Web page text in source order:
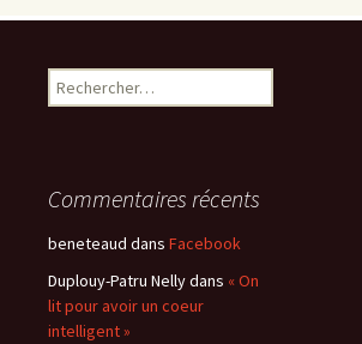
Rechercher :
Commentaires récents
beneteaud dans Facebook
Duplouy-Patru Nellydans « On
lit pour avoir un coeur
intelligent »